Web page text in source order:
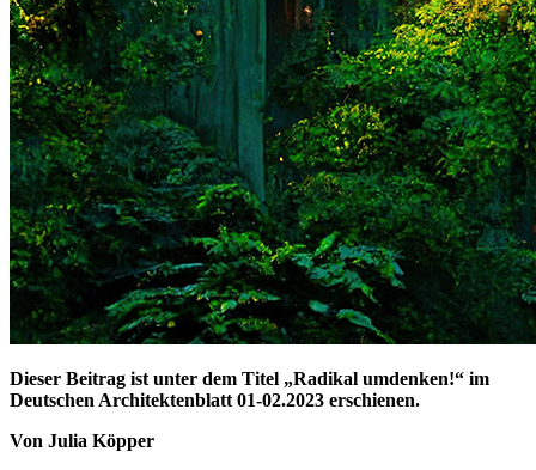
Dieser Beitrag ist unter dem Titel „Radikal umdenken!“ im
Deutschen Architektenblatt 01-02.2023 erschienen.
Von Julia Köpper